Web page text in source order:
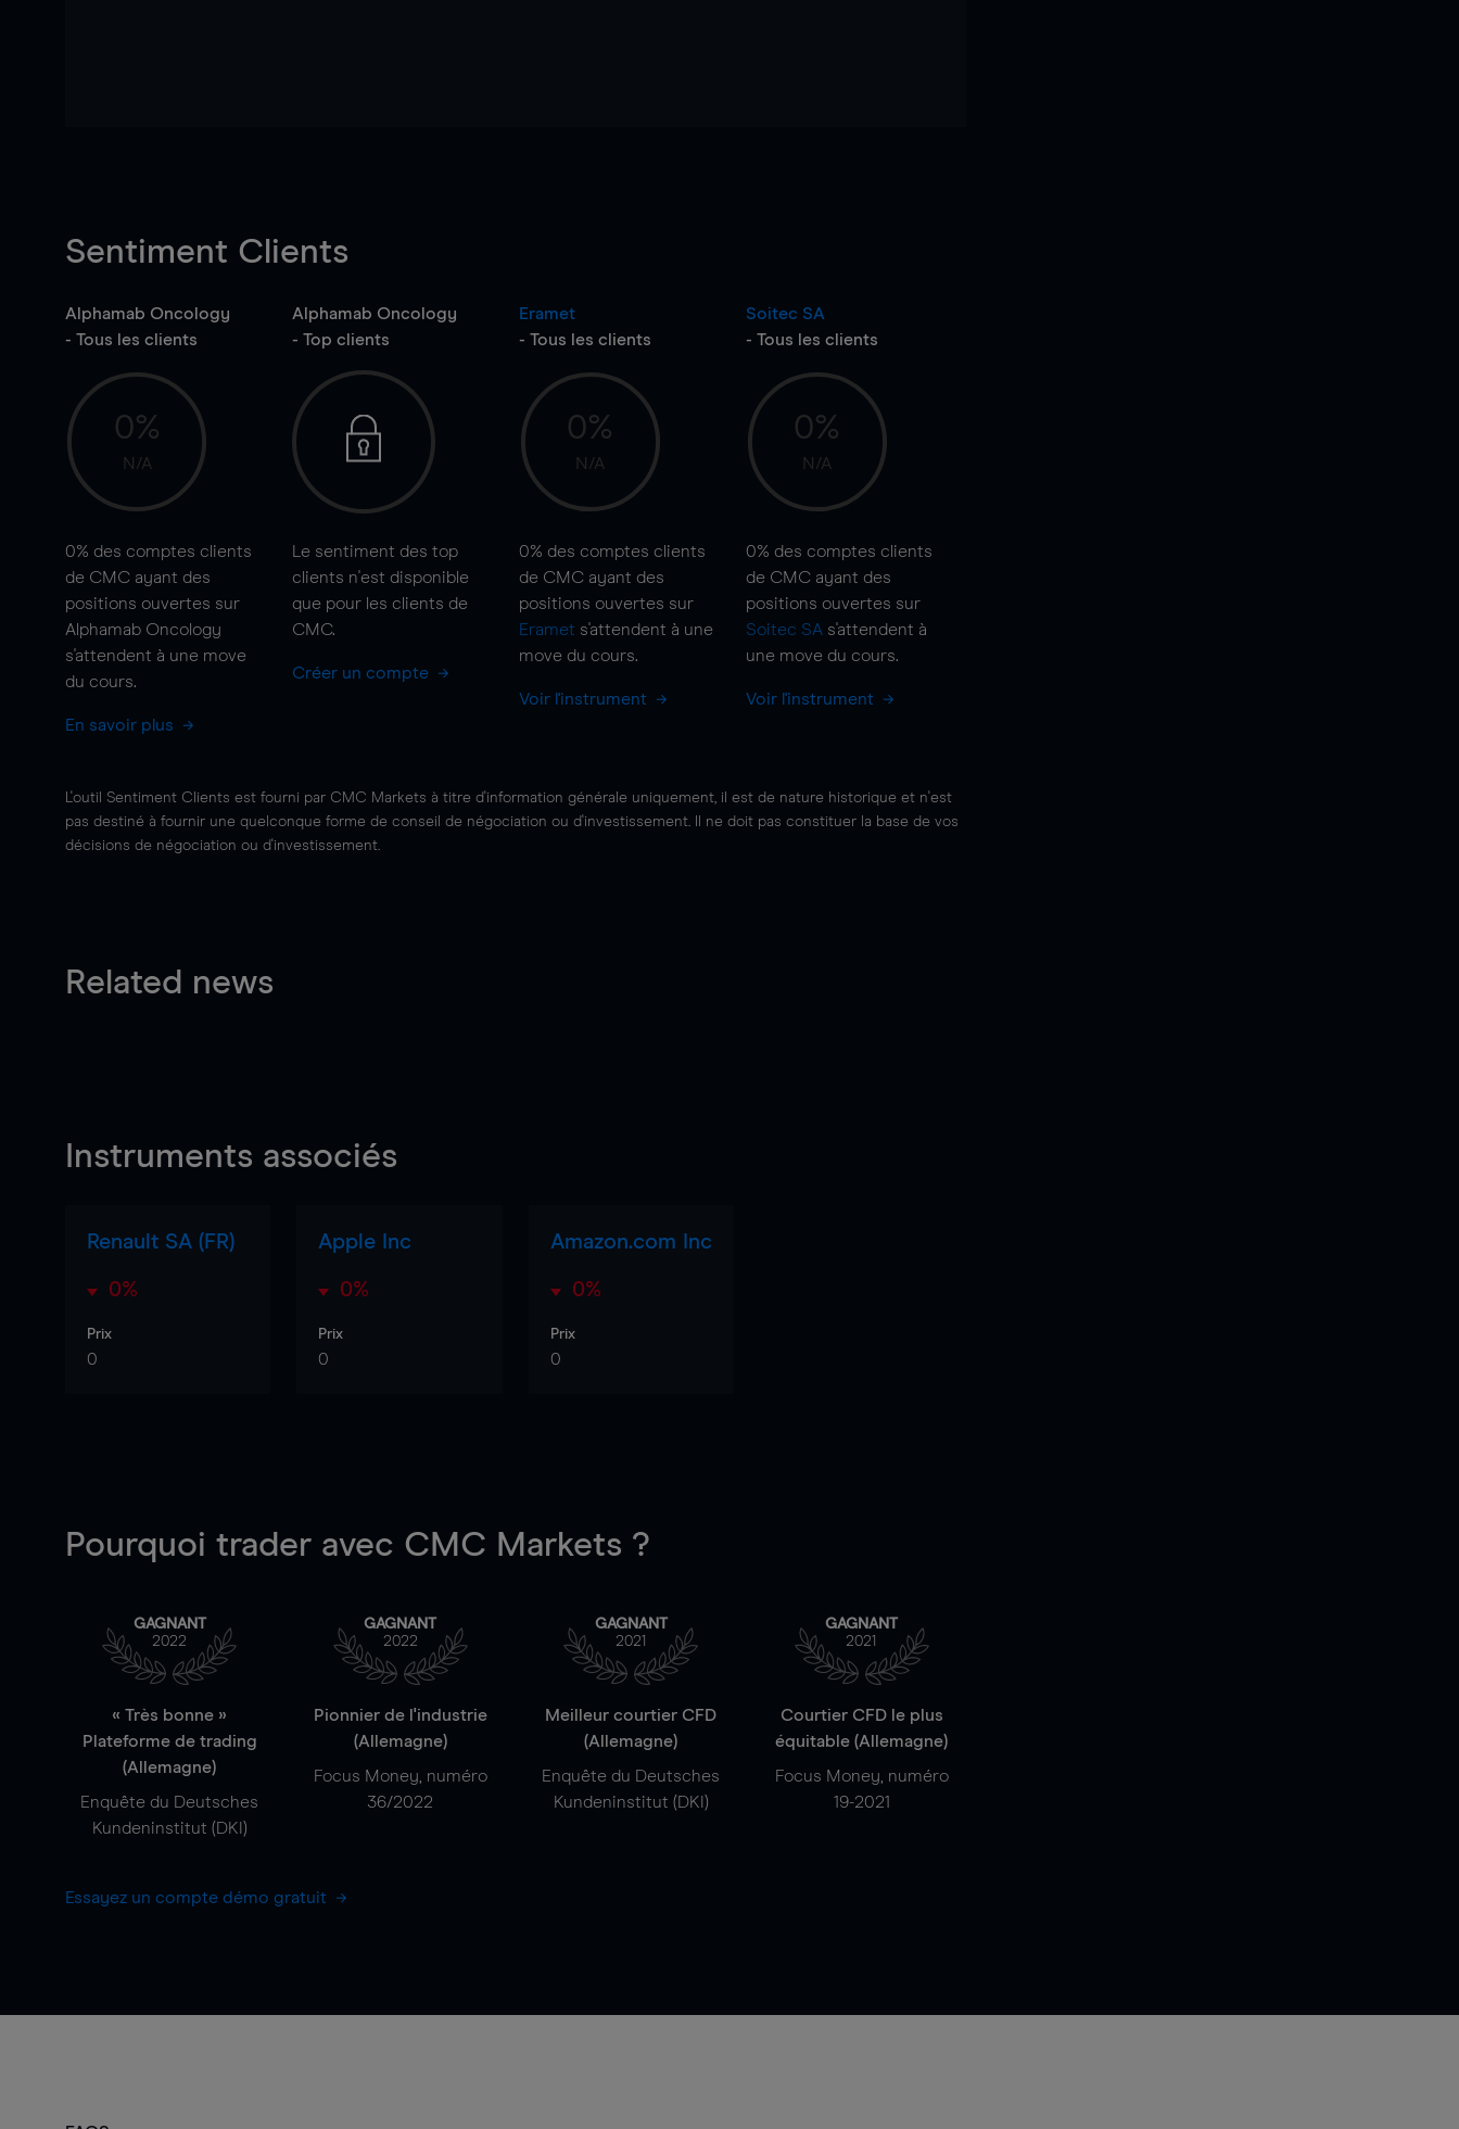
Sentiment Clients
Alphamab Oncology
- Tous les clients
0%
N/A
0% des comptes clients
de CMC ayant des
positions ouvertes sur
Alphamab Oncology
s'attendent à une move
du cours.
En savoir plus
Alphamab Oncology
- Top clients
Le sentiment des top
clients n'est disponible
que pour les clients de
CMC.
Créer un compte
Eramet
- Tous les clients
0%
N/A
0% des comptes clients
de CMC ayant des
positions ouvertes sur
Eramet s'attendent à une
move du cours.
Voir l'instrument
Soitec SA
- Tous les clients
0%
N/A
0% des comptes clients
de CMC ayant des
positions ouvertes sur
Soitec SA s'attendent à
une move du cours.
Voir l'instrument
L'outil Sentiment Clients est fourni par CMC Markets à titre d'information générale uniquement, il est de nature historique et n'est
pas destiné à fournir une quelconque forme de conseil de négociation ou d'investissement. Il ne doit pas constituer la base de vos
décisions de négociation ou d'investissement.
Related news
Instruments associés
Renault SA (FR)
0%
Prix
0
Apple Inc
0%
Prix
0
Amazon.com Inc
0%
Prix
0
Pourquoi trader avec CMC Markets ?
GAGNANT
2022
« Très bonne »
Plateforme de trading
(Allemagne)
Enquête du Deutsches
Kundeninstitut (DKI)
GAGNANT
2022
Pionnier de l'industrie
(Allemagne)
Focus Money, numéro
36/2022
GAGNANT
2021
Meilleur courtier CFD
(Allemagne)
Enquête du Deutsches
Kundeninstitut (DKI)
GAGNANT
2021
Courtier CFD le plus
équitable (Allemagne)
Focus Money, numéro
19-2021
Essayez un compte démo gratuit